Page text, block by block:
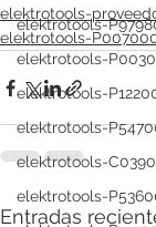
elektrotools-
elektrotools-
elektrotools-
elektrotools-
elektrotools-
elektrotools-
elektrotools-
elektrotools-
Entradas